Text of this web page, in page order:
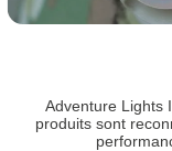
Adventure Lights
produits sont